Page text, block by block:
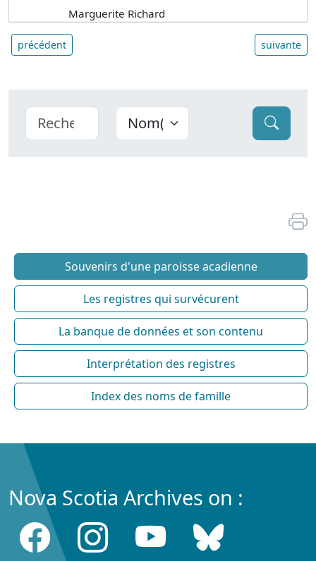
Marguerite Richard
précédent suivante
Souvenirs d'une paroisse acadienne
Les registres qui survécurent
La banque de données et son contenu
Interprétation des registres
Index des noms de famille
Nova Scotia Archives on :